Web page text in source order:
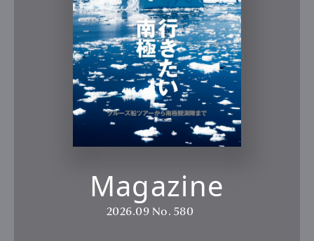
Magazine
2026.09 No. 580